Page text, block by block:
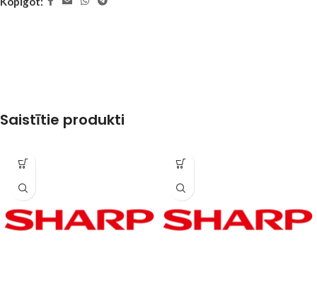
Saistītie produkti